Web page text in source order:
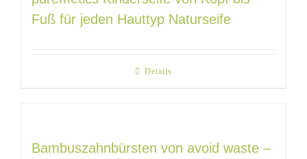
Fuß für jeden Hauttyp Naturseife
Details
Bambuszahnbürsten von avoid waste –